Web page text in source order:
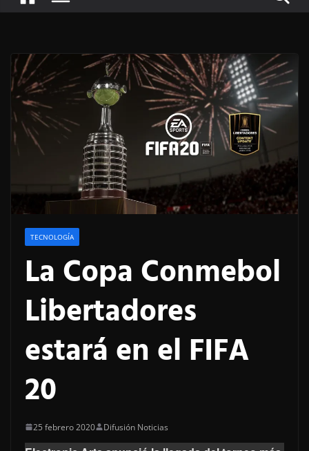
TECNOLOGÍA
La Copa Conmebol
Libertadores
estará en el FIFA
20
25 febrero 2020 Difusión Noticias